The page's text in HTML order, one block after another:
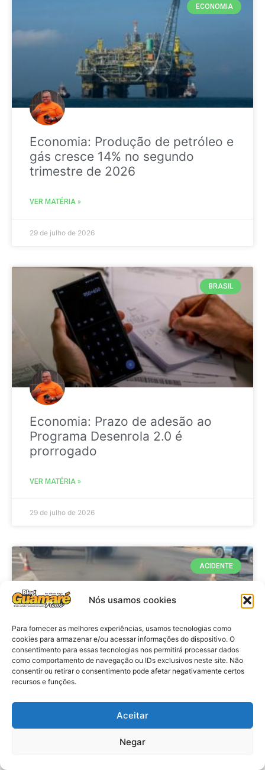
Nós usamos cookies
Para fornecer as melhores experiências, usamos tecnologias como
cookies para armazenar e/ou acessar informações do dispositivo. O
consentimento para essas tecnologias nos permitirá processar dados
como comportamento de navegação ou IDs exclusivos neste site. Não
consentir ou retirar o consentimento pode afetar negativamente certos
recursos e funções.
Aceitar
Negar
ECONOMIA
Economia: Produção de petróleo e
gás cresce 14% no segundo
trimestre de 2026
VER MATÉRIA »
29 de julho de 2026
BRASIL
Economia: Prazo de adesão ao
Programa Desenrola 2.0 é
prorrogado
VER MATÉRIA »
29 de julho de 2026
ACIDENTE
Acidente: A caminho do trabalho
professora se envolve em
acidente e vai a obito na RN 118
no Alto do Rodrigues, RN